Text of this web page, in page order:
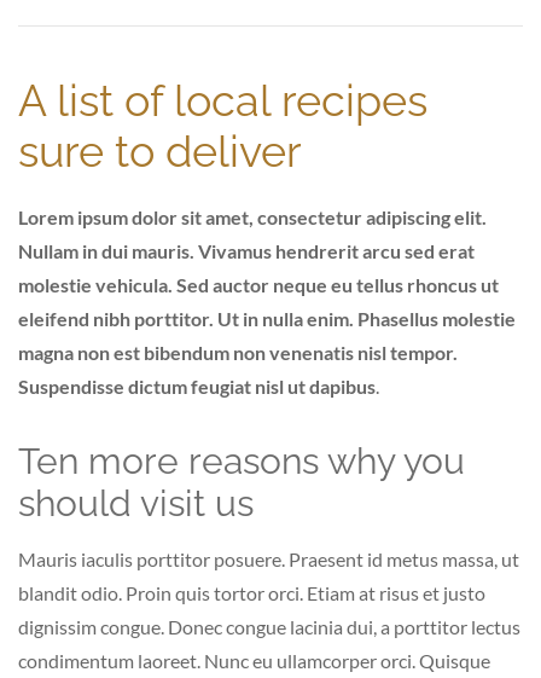
A list of local recipes
sure to deliver
Lorem ipsum dolor sit amet, consectetur adipiscing elit.
Nullam in dui mauris. Vivamus hendrerit arcu sed erat
molestie vehicula. Sed auctor neque eu tellus rhoncus ut
eleifend nibh porttitor. Ut in nulla enim. Phasellus molestie
magna non est bibendum non venenatis nisl tempor.
Suspendisse dictum feugiat nisl ut dapibus.
Ten more reasons why you
should visit us
Mauris iaculis porttitor posuere. Praesent id metus massa, ut
blandit odio. Proin quis tortor orci. Etiam at risus et justo
dignissim congue. Donec congue lacinia dui, a porttitor lectus
condimentum laoreet. Nunc eu ullamcorper orci. Quisque